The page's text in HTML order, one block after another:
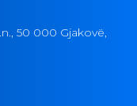
50 000 Gjakovë,